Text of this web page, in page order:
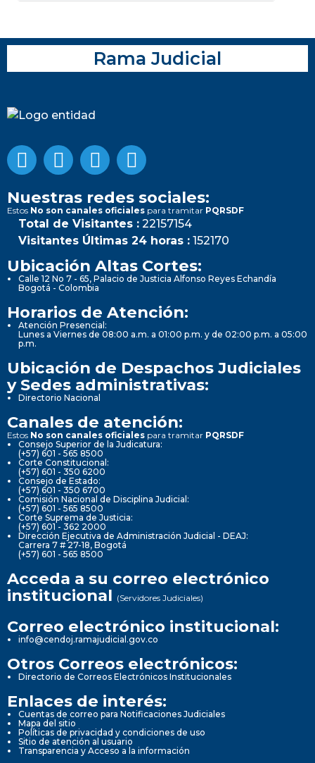
Rama Judicial
Nuestras redes sociales:
Estos No son canales oficiales para tramitar PQRSDF
Total de Visitantes : 22157154
Visitantes Últimas 24 horas : 152170
Ubicación Altas Cortes:
Calle 12 No 7 - 65, Palacio de Justicia Alfonso Reyes Echandía
Bogotá - Colombia
Horarios de Atención:
Atención Presencial:
Lunes a Viernes de 08:00 a.m. a 01:00 p.m. y de 02:00 p.m. a 05:00
p.m.
Ubicación de Despachos Judiciales
y Sedes administrativas:
Directorio Nacional
Canales de atención:
Estos No son canales oficiales para tramitar PQRSDF
Consejo Superior de la Judicatura:
(+57) 601 - 565 8500
Corte Constitucional:
(+57) 601 - 350 6200
Consejo de Estado:
(+57) 601 - 350 6700
Comisión Nacional de Disciplina Judicial:
(+57) 601 - 565 8500
Corte Suprema de Justicia:
(+57) 601 - 362 2000
Dirección Ejecutiva de Administración Judicial - DEAJ:
Carrera 7 # 27-18, Bogotá
(+57) 601 - 565 8500
Acceda a su correo electrónico
institucional (Servidores Judiciales)
Correo electrónico institucional:
info@cendoj.ramajudicial.gov.co
Otros Correos electrónicos:
Directorio de Correos Electrónicos Institucionales
Enlaces de interés:
Cuentas de correo para Notificaciones Judiciales
Mapa del sitio
Políticas de privacidad y condiciones de uso
Sitio de atención al usuario
Transparencia y Acceso a la información